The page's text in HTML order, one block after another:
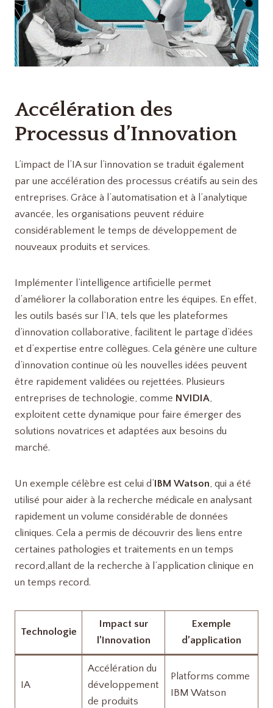
Accélération des
Processus d’Innovation
L’impact de l’IA sur l’innovation se traduit également
par une accélération des processus créatifs au sein des
entreprises. Grâce à l’automatisation et à l’analytique
avancée, les organisations peuvent réduire
considérablement le temps de développement de
nouveaux produits et services.
Implémenter l’intelligence artificielle permet
d’améliorer la collaboration entre les équipes. En effet,
les outils basés sur l’IA, tels que les plateformes
d’innovation collaborative, facilitent le partage d’idées
et d’expertise entre collègues. Cela génère une culture
d’innovation continue où les nouvelles idées peuvent
être rapidement validées ou rejettées. Plusieurs
entreprises de technologie, comme NVIDIA,
exploitent cette dynamique pour faire émerger des
solutions novatrices et adaptées aux besoins du
marché.
Un exemple célèbre est celui d’ IBM Watson, qui a été
utilisé pour aider à la recherche médicale en analysant
rapidement un volume considérable de données
cliniques. Cela a permis de découvrir des liens entre
certaines pathologies et traitements en un temps
record,allant de la recherche à l’application clinique en
un temps record.
Technologie
Impact sur
l’Innovation
Exemple
d’application
IA
Accélération du
développement
de produits
Platforms comme
IBM Watson